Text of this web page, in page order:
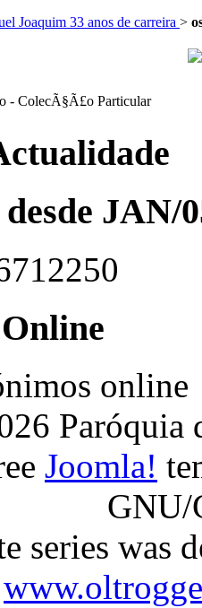
Joaquim 33 anos de carreira >
- ColecÃ§Ã£o Particular
JAN/
online
Paróquia
Joomla!
GNU/
series was